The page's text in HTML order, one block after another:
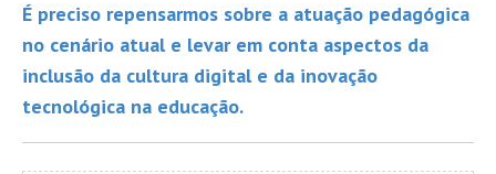
É preciso repensarmos sobre a atuação pedagógica
no cenário atual e levar em conta aspectos da
inclusão da cultura digital e da inovação
tecnológica na educação.